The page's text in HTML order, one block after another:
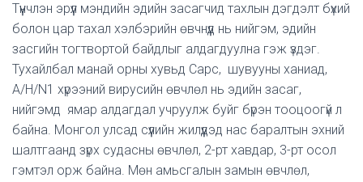
Түүнчлэн эрүүл мэндийн эдийн засагчид тахлын дэгдэлт бүхий
болон цар тахал хэлбэрийн өвчнүүд нь нийгэм, эдийн
засгийн тогтвортой байдлыг алдагдуулна гэж үздэг.
Тухайлбал манай орны хувьд Сарс, шувууны ханиад,
A/H/N1 хүрээний вирусийн өвчлөл нь эдийн засаг,
нийгэмд ямар алдагдал учруулж буйг бүрэн тооцоогүй л
байна. Монгол улсад сүүлийн жилүүдэд нас баралтын эхний
шалтгаанд зүрх судасны өвчлөл, 2-рт хавдар, 3-рт осол
гэмтэл орж байна. Мөн амьсгалын замын өвчлөл,